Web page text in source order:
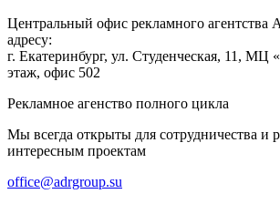
Центральный офис рекламного агентства
адресу:
г. Екатеринбург, ул. Студенческая, 11, МЦ
этаж, офис 502
Рекламное агенство полного цикла
Мы всегда открыты для сотрудничества и
интересным проектам
office@adrgroup.su